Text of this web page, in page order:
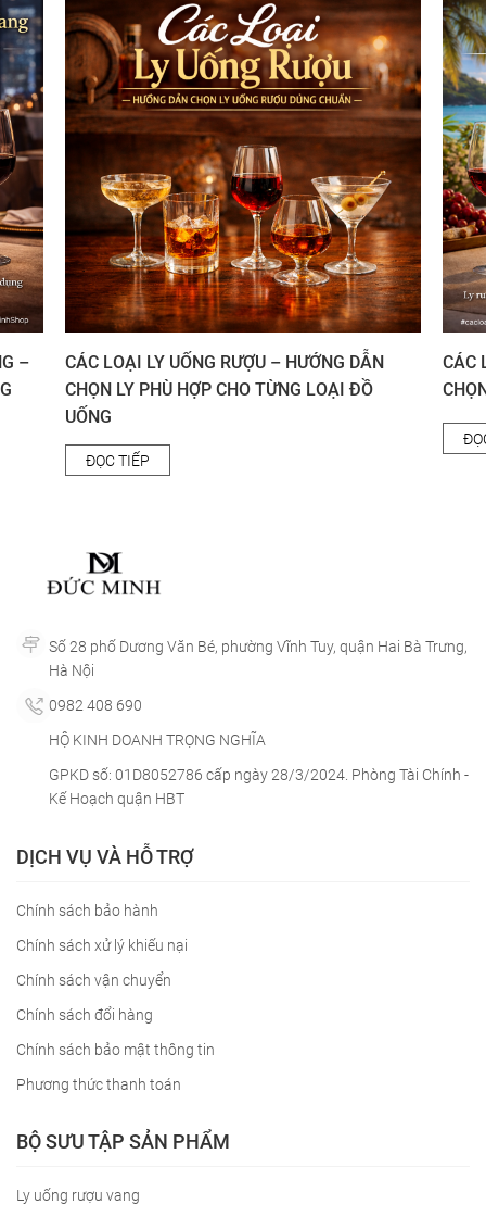
HƯỚNG DẪN
LOẠI ĐỒ
CÁC LOẠI LY RƯỢU VANG – HƯỚNG DẪN
CHỌN LY CHUẨN CHO NGƯỜI YÊU VANG
Số 28 phố Dương Văn Bé, phường Vĩnh Tuy, quận Hai Bà Trưng,
Hà Nội
0982 408 690
HỘ KINH DOANH TRỌNG NGHĨA
GPKD số: 01D8052786 cấp ngày 28/3/2024. Phòng Tài Chính -
Kế Hoạch quận HBT
DỊCH VỤ VÀ HỖ TRỢ
Chính sách bảo hành
Chính sách xử lý khiếu nại
Chính sách vận chuyển
Chính sách đổi hàng
Chính sách bảo mật thông tin
Phương thức thanh toán
BỘ SƯU TẬP SẢN PHẨM
Ly uống rượu vang